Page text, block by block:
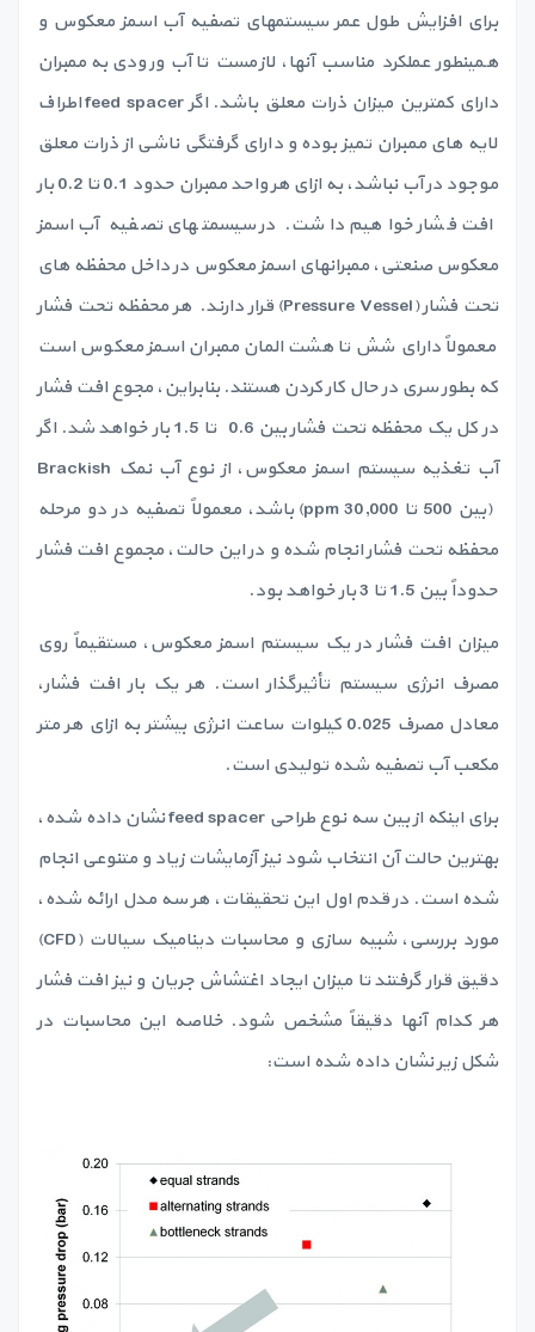
برای افزایش طول عمر سیستمهای تصفیه آب اسمز معکوس و
همینطور عملکرد مناسب آنها، لازمست تا آب ورودی به ممبران
دارای کمترین میزان ذرات معلق باشد. اگر feed spacer اطراف
لایه های ممبران تمیز بوده و دارای گرفتگی ناشی از ذرات معلق
موجود در آب نباشد، به ازای هر واحد ممبران حدود 0.1 تا 0.2 بار
افت فشار خواهیم داشت. در سیسمتهای تصفیه آب اسمز
معکوس صنعتی، ممبرانهای اسمز معکوس در داخل محفظه های
تحت فشار (Pressure Vessel) قرار دارند. هر محفظه تحت فشار
معمولاً دارای شش تا هشت المان ممبران اسمز معکوس است
که بطور سری در حال کار کردن هستند. بنابراین، مجوع افت فشار
در کل یک محفظه تحت فشار بین 0.6 تا 1.5 بار خواهد شد. اگر
آب تغذیه سیستم اسمز معکوس، از نوع آب نمک Brackish
(بین 500 تا 30,000 ppm) باشد، معمولاً تصفیه در دو مرحله
محفظه تحت فشار انجام شده و در این حالت، مجموع افت فشار
حدوداً بین 1.5 تا 3 بار خواهد بود.
میزان افت فشار در یک سیستم اسمز معکوس، مستقیماً روی
مصرف انرژی سیستم تأثیرگذار است. هر یک بار افت فشار،
معادل مصرف 0.025 کیلوات ساعت انرژی بیشتر به ازای هر متر
مکعب آب تصفیه شده تولیدی است.
برای اینکه از بین سه نوع طراحی feed spacer نشان داده شده،
بهترین حالت آن انتخاب شود نیز آزمایشات زیاد و متنوعی انجام
شده است. در قدم اول این تحقیقات، هر سه مدل ارائه شده،
مورد بررسی، شبیه سازی و محاسبات دینامیک سیالات (CFD)
دقیق قرار گرفتند تا میزان ایجاد اغتشاش جریان و نیز افت فشار
هر کدام آنها دقیقاً مشخص شود. خلاصه این محاسبات در
شکل زیر نشان داده شده است: